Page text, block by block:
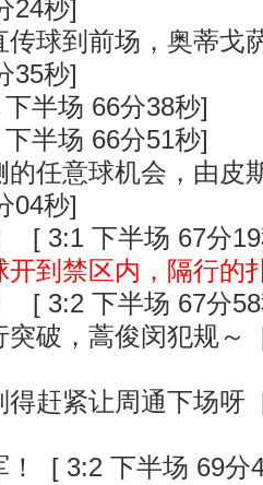
24秒]
传球到前场，奥蒂戈
35秒]
半场 66分38秒]
半场 66分51秒]
的任意球机会，由皮
04秒]
[ 3:1 下半场 67分
开到禁区内，隔行的
[ 3:2 下半场 67分
破，蒿俊闵犯规～
赶紧让周通下场呀
[ 3:2 下半场 69分